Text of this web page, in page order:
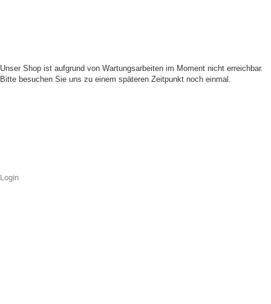
Unser Shop ist aufgrund von Wartungsarbeiten im Moment nicht erreichbar.
Bitte besuchen Sie uns zu einem späteren Zeitpunkt noch einmal.
Login